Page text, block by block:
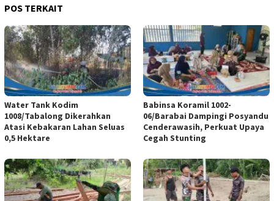
POS TERKAIT
Water Tank Kodim
1008/Tabalong Dikerahkan
Atasi Kebakaran Lahan Seluas
0,5 Hektare
Babinsa Koramil 1002-
06/Barabai Dampingi Posyandu
Cenderawasih, Perkuat Upaya
Cegah Stunting